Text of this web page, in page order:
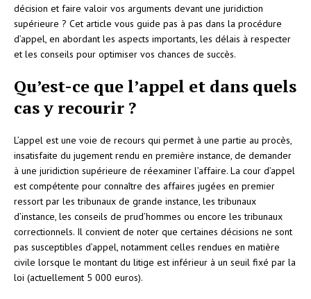
décision et faire valoir vos arguments devant une juridiction
supérieure ? Cet article vous guide pas à pas dans la procédure
d’appel, en abordant les aspects importants, les délais à respecter
et les conseils pour optimiser vos chances de succès.
Qu’est-ce que l’appel et dans quels
cas y recourir ?
L’appel est une voie de recours qui permet à une partie au procès,
insatisfaite du jugement rendu en première instance, de demander
à une juridiction supérieure de réexaminer l’affaire. La cour d’appel
est compétente pour connaître des affaires jugées en premier
ressort par les tribunaux de grande instance, les tribunaux
d’instance, les conseils de prud’hommes ou encore les tribunaux
correctionnels. Il convient de noter que certaines décisions ne sont
pas susceptibles d’appel, notamment celles rendues en matière
civile lorsque le montant du litige est inférieur à un seuil fixé par la
loi (actuellement 5 000 euros).